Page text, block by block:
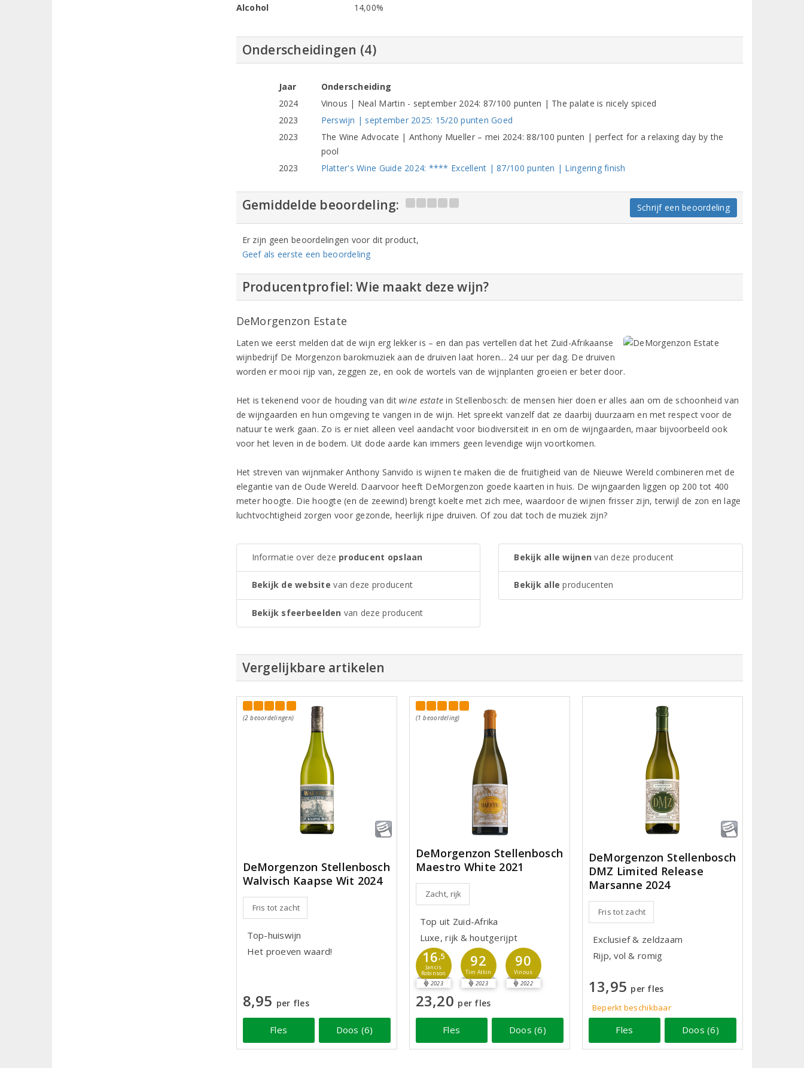
Alcohol
14,00%
Onderscheidingen (4)
Jaar
Onderscheiding
2024
Vinous | Neal Martin - september 2024: 87/100 punten | The palate is nicely spiced
2023
Perswijn | september 2025: 15/20 punten Goed
2023
The Wine Advocate | Anthony Mueller – mei 2024: 88/100 punten | perfect for a relaxing day by the
pool
2023
Platter's Wine Guide 2024: **** Excellent | 87/100 punten | Lingering finish
Gemiddelde beoordeling: Schrijf een beoordeling
Er zijn geen beoordelingen voor dit product,
Geef als eerste een beoordeling
Producentprofiel: Wie maakt deze wijn?
DeMorgenzon Estate
Laten we eerst melden dat de wijn erg lekker is – en dan pas vertellen dat het Zuid-Afrikaanse
wijnbedrijf De Morgenzon barokmuziek aan de druiven laat horen... 24 uur per dag. De druiven
worden er mooi rijp van, zeggen ze, en ook de wortels van de wijnplanten groeien er beter door.
Het is tekenend voor de houding van ditwine estate in Stellenbosch: de mensen hier doen er alles aan om de schoonheid van
de wijngaarden en hun omgeving te vangen in de wijn. Het spreekt vanzelf dat ze daarbij duurzaam en met respect voor de
natuur te werk gaan. Zo is er niet alleen veel aandacht voor biodiversiteit in en om de wijngaarden, maar bijvoorbeeld ook
voor het leven in de bodem. Uit dode aarde kan immers geen levendige wijn voortkomen.
Het streven van wijnmaker Anthony Sanvido is wijnen te maken die de fruitigheid van de Nieuwe Wereld combineren met de
elegantie van de Oude Wereld. Daarvoor heeft DeMorgenzon goede kaarten in huis. De wijngaarden liggen op 200 tot 400
meter hoogte. Die hoogte (en de zeewind) brengt koelte met zich mee, waardoor de wijnen frisser zijn, terwijl de zon en lage
luchtvochtigheid zorgen voor gezonde, heerlijk rijpe druiven. Of zou dat toch de muziek zijn?
Informatie over deze producent opslaan
Bekijk de website van deze producent
Bekijk sfeerbeelden van deze producent
Bekijk alle wijnen van deze producent
Bekijk alle producenten
Vergelijkbare artikelen
(2 beoordelingen)
DeMorgenzon Stellenbosch
Walvisch Kaapse Wit 2024
Fris tot zacht
Top-huiswijn
Het proeven waard!
8,95 per fles
Fles Doos (6)
(1 beoordeling)
DeMorgenzon Stellenbosch
Maestro White 2021
Zacht, rijk
Top uit Zuid-Afrika
Luxe, rijk & houtgerijpt
16,5
Jancis
Robinson
2023
92
Tim Atkin
2023
90
Vinous
2022
23,20 per fles
Fles Doos (6)
DeMorgenzon Stellenbosch
DMZ Limited Release
Marsanne 2024
Fris tot zacht
Exclusief & zeldzaam
Rijp, vol & romig
13,95 per fles
Beperkt beschikbaar
Fles Doos (6)